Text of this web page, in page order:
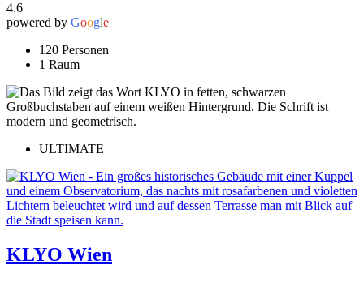
4.6
powered by Google
120 Personen
1 Raum
ULTIMATE
KLYO Wien